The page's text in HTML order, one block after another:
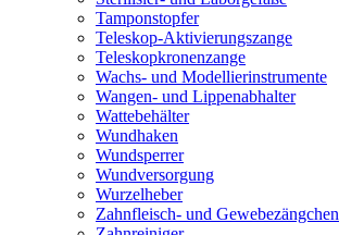
Tamponstopfer
Teleskop-Aktivierungszange
Teleskopkronenzange
Wachs- und Modellierinstrumente
Wangen- und Lippenabhalter
Wattebehälter
Wundhaken
Wundsperrer
Wundversorgung
Wurzelheber
Zahnfleisch- und Gewebezängchen